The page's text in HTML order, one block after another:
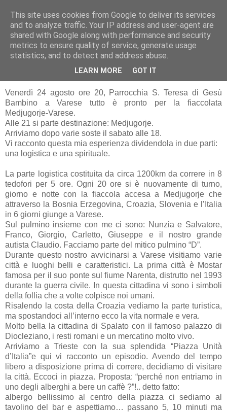
RUNNERS VALBOSSA
mercoledì 12 settembre 2012
Fiaccolata Medjugorje-Varese
Venerdì 24 agosto ore 20, Parrocchia S. Teresa di Gesù
Bambino a Varese tutto è pronto per la fiaccolata
Medjugorje-Varese.
Alle 21 si parte destinazione: Medjugorje.
Arriviamo dopo varie soste il sabato alle 18.
Vi racconto questa mia esperienza dividendola in due parti:
una logistica e una spirituale.
La parte logistica costituita da circa 1200km da correre in 8
tedofori per 5 ore. Ogni 20 ore si è nuovamente di turno,
giorno e notte con la fiaccola accesa a Medjugorje che
attraverso la Bosnia Erzegovina, Croazia, Slovenia e l’Italia
in 6 giorni giunge a Varese.
Sul pulmino insieme con me ci sono: Nunzia e Salvatore,
Franco, Giorgio, Carletto, Giuseppe e il nostro grande
autista Claudio. Facciamo parte del mitico pulmino “D”.
Durante questo nostro avvicinarsi a Varese visitiamo varie
città e luoghi belli e caratteristici. La prima città è Mostar
famosa per il suo ponte sul fiume Narenta, distrutto nel 1993
durante la guerra civile. In questa cittadina vi sono i simboli
della follia che a volte colpisce noi umani.
Risalendo la costa della Croazia vediamo la parte turistica,
ma spostandoci all’interno ecco la vita normale e vera.
Molto bella la cittadina di Spalato con il famoso palazzo di
Diocleziano, i resti romani e un mercatino molto vivo.
Arriviamo a Trieste con la sua splendida “Piazza Unità
d’Italia”e qui vi racconto un episodio. Avendo del tempo
libero a disposizione prima di correre, decidiamo di visitare
la città. Eccoci in piazza. Proposta: “perché non entriamo in
uno degli alberghi a bere un caffè ?”!.. detto fatto:
albergo bellissimo al centro della piazza ci sediamo al
tavolino del bar e aspettiamo… passano 5, 10 minuti ma
This site uses cookies from Google to deliver its services
and to analyze traffic. Your IP address and user-agent are
shared with Google along with performance and security
metrics to ensure quality of service, generate usage
statistics, and to detect and address abuse.
LEARN MORE GOT IT